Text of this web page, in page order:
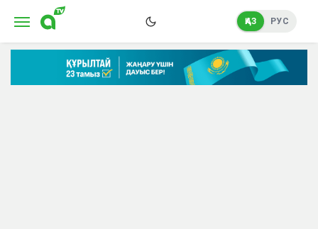
ҚАЗ РУС